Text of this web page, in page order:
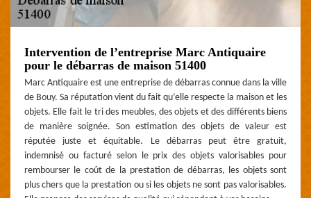
Intervention de l’entreprise Marc Antiquaire
pour le débarras de maison 51400
Marc Antiquaire est une entreprise de débarras connue dans la ville
de Bouy. Sa réputation vient du fait qu’elle respecte la maison et les
objets. Elle fait le tri des meubles, des objets et des différents biens
de manière soignée. Son estimation des objets de valeur est
réputée juste et équitable. Le débarras peut être gratuit,
indemnisé ou facturé selon le prix des objets valorisables pour
rembourser le coût de la prestation de débarras, les objets sont
plus chers que la prestation ou si les objets ne sont pas valorisables.